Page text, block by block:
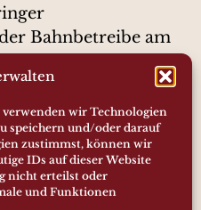
wir Technologien
speichern und/oder darauf
zustimmst, können wir
IDs auf dieser Website
nicht erteilst oder
und Funktionen
Bahnbetreibe am
ein
uns als Betreiber
mit vielen